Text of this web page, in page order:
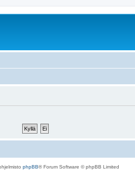
phpBB® Forum Software © phpBB Limited